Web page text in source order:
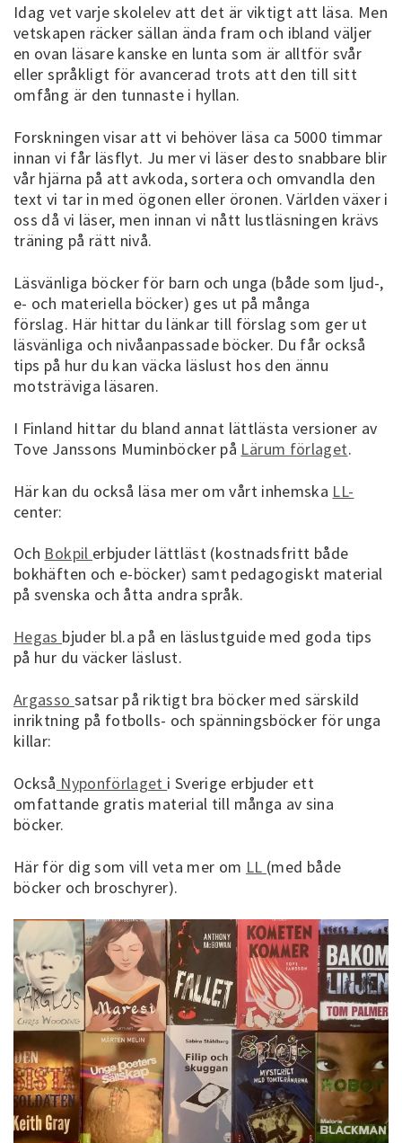
Idag vet varje skolelev att det är viktigt att läsa. Men
vetskapen räcker sällan ända fram och ibland väljer
en ovan läsare kanske en lunta som är alltför svår
eller språkligt för avancerad trots att den till sitt
omfång är den tunnaste i hyllan.
Forskningen visar att vi behöver läsa ca 5000 timmar
innan vi får läsflyt. Ju mer vi läser desto snabbare blir
vår hjärna på att avkoda, sortera och omvandla den
text vi tar in med ögonen eller öronen. Världen växer i
oss då vi läser, men innan vi nått lustläsningen krävs
träning på rätt nivå.
Läsvänliga böcker för barn och unga (både som ljud-,
e- och materiella böcker) ges ut på många
förslag. Här hittar du länkar till förslag som ger ut
läsvänliga och nivåanpassade böcker. Du får också
tips på hur du kan väcka läslust hos den ännu
motsträviga läsaren.
I Finland hittar du bland annat lättlästa versioner av
Tove Janssons Muminböcker på Lärum förlaget.
Här kan du också läsa mer om vårt inhemska LL-
center:
Och Bokpil erbjuder lättläst (kostnadsfritt både
bokhäften och e-böcker) samt pedagogiskt material
på svenska och åtta andra språk.
Hegas bjuder bl.a på en läslustguide med goda tips
på hur du väcker läslust.
Argasso satsar på riktigt bra böcker med särskild
inriktning på fotbolls- och spänningsböcker för unga
killar:
Också Nyponförlaget i Sverige erbjuder ett
omfattande gratis material till många av sina
böcker.
Här för dig som vill veta mer om LL (med både
böcker och broschyrer).